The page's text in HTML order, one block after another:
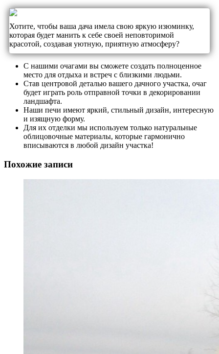
Хотите, чтобы ваша дача имела свою яркую изюминку,
которая будет манить к себе своей неповторимой
красотой, создавая уютную, приятную атмосферу?
С нашими очагами вы сможете создать полноценное
место для отдыха и встреч с близкими людьми.
Став центровой деталью вашего дачного участка, очаг
будет играть роль отправной точки в декорировании
ландшафта.
Наши печи имеют яркий, стильный дизайн, интересную
и изящную форму.
Для их отделки мы используем только натуральные
облицовочные материалы, которые гармонично
вписываются в любой дизайн участка!
Похожие записи